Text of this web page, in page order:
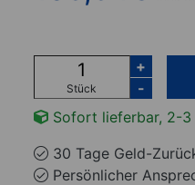
Stück
+
-
Sofort lieferbar, 2-3
30 Tage Geld-
Persönlicher